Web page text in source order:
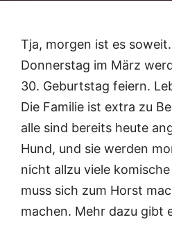
Tja, morgen ist es
Donnerstag im März
30. Geburtstag feiern.
Die Familie ist extra zu
alle sind bereits heute
Hund, und sie werden
nicht allzu viele
muss sich zum Horst
machen. Mehr dazu gibt